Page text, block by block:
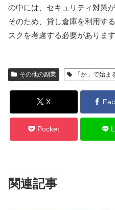
の中には、セキュリティ対策
そのため、貸し倉庫を利用す
スクを考慮する必要があります
その他の副業 「か」で始ま
X
Pocket
関連記事